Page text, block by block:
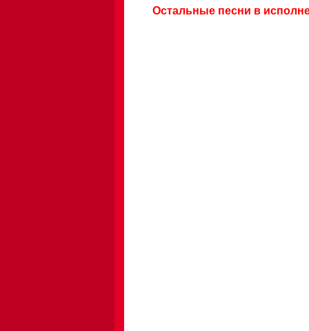
Остальные песни в